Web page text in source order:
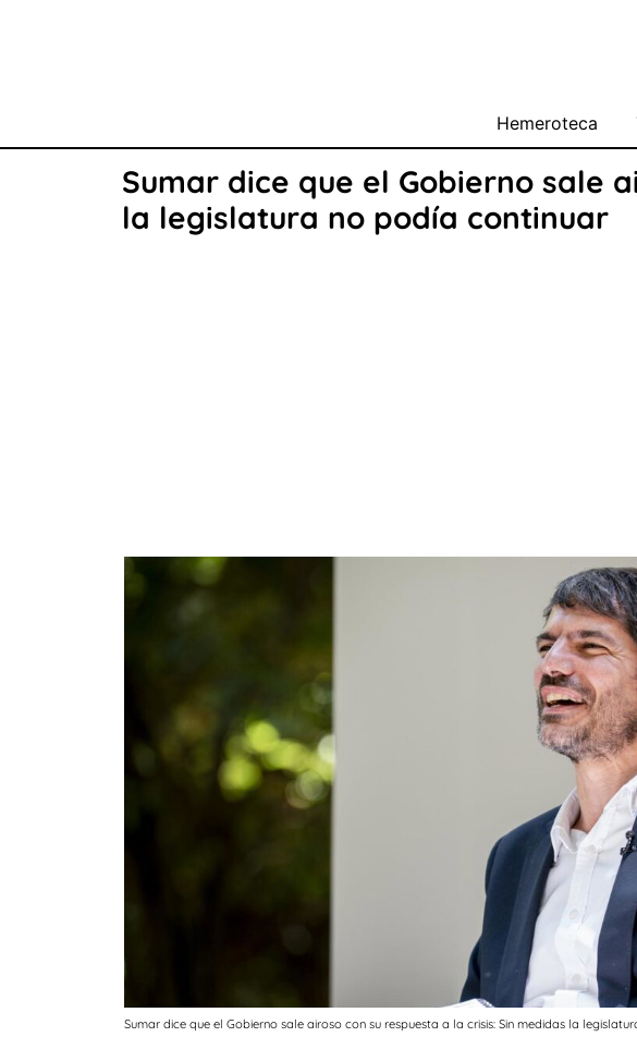
Hemeroteca
Sumar dice que el Gobierno sale
la legislatura no podía continuar
Sumar dice que el Gobierno sale airoso con su respuesta a la crisis: Sin medidas la